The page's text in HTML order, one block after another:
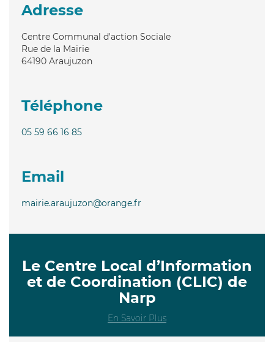
Adresse
Centre Communal d'action Sociale
Rue de la Mairie
64190 Araujuzon
Téléphone
05 59 66 16 85
Email
mairie.araujuzon@orange.fr
Le Centre Local d’Information
et de Coordination (CLIC) de
Narp
En Savoir Plus